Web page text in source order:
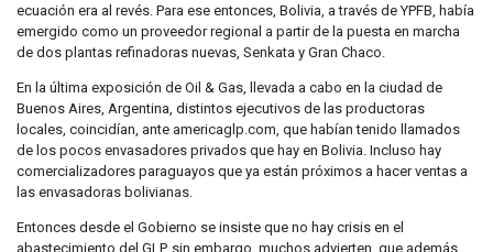
ecuación era al revés. Para ese entonces, Bolivia, a través de YPFB, había
emergido como un proveedor regional a partir de la puesta en marcha
de dos plantas refinadoras nuevas, Senkata y Gran Chaco.
En la última exposición de Oil & Gas, llevada a cabo en la ciudad de
Buenos Aires, Argentina, distintos ejecutivos de las productoras
locales, coincidían, ante americaglp.com, que habían tenido llamados
de los pocos envasadores privados que hay en Bolivia. Incluso hay
comercializadores paraguayos que ya están próximos a hacer ventas a
las envasadoras bolivianas.
Entonces desde el Gobierno se insiste que no hay crisis en el
abastecimiento del GLP, sin embargo, muchos advierten, que además